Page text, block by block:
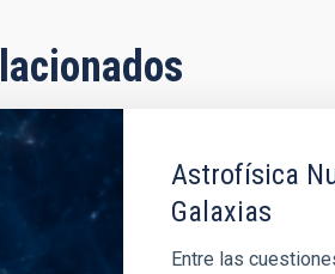
Astrofísica
Galaxias
Entre las